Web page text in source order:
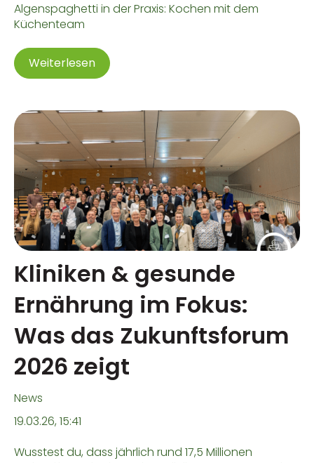
Algenspaghetti in der Praxis: Kochen mit dem
Küchenteam
Weiterlesen
Kliniken & gesunde
Ernährung im Fokus:
Was das Zukunftsforum
2026 zeigt
News
19.03.26, 15:41
Wusstest du, dass jährlich rund 17,5 Millionen